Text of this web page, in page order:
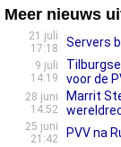
Meer nieuws
21 juli
17:18
Servers
9 juli
14:19
voor de
28 juni
14:52
Marrit
25 juni
21:42
PVV na